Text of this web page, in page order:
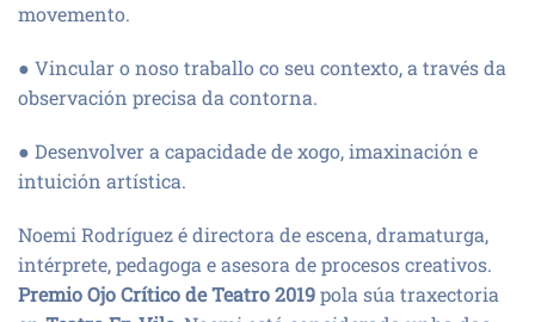
movemento.
● Vincular o noso traballo co seu contexto, a través da
observación precisa da contorna.
● Desenvolver a capacidade de xogo, imaxinación e
intuición artística.
Noemi Rodríguez é directora de escena, dramaturga,
intérprete, pedagoga e asesora de procesos creativos.
Premio Ojo Crítico de Teatro 2019pola súa traxectoria